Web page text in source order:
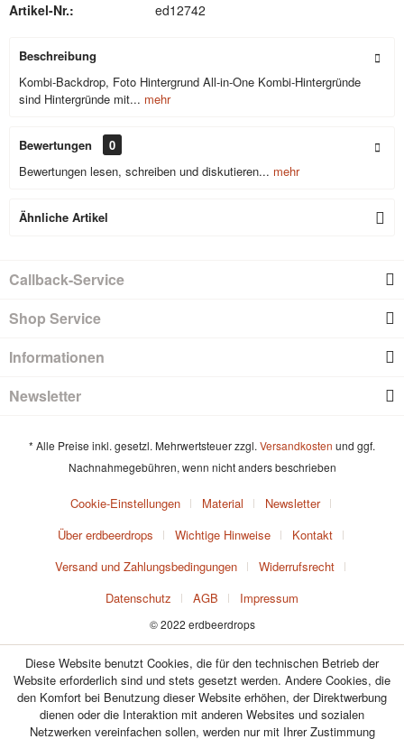
Artikel-Nr.: ed12742
Beschreibung
Kombi-Backdrop, Foto Hintergrund All-in-One Kombi-Hintergründe
sind Hintergründe mit... mehr
Bewertungen
0
Bewertungen lesen, schreiben und diskutieren... mehr
Ähnliche Artikel
Callback-Service
Shop Service
Informationen
Newsletter
* Alle Preise inkl. gesetzl. Mehrwertsteuer zzgl. Versandkosten und ggf.
Nachnahmegebühren, wenn nicht anders beschrieben
Cookie-Einstellungen Material
Newsletter
Über erdbeerdrops
Wichtige Hinweise
Kontakt
Versand und Zahlungsbedingungen
Widerrufsrecht
Datenschutz
AGB Impressum
© 2022 erdbeerdrops
Diese Website benutzt Cookies, die für den technischen Betrieb der
Website erforderlich sind und stets gesetzt werden. Andere Cookies, die
den Komfort bei Benutzung dieser Website erhöhen, der Direktwerbung
dienen oder die Interaktion mit anderen Websites und sozialen
Netzwerken vereinfachen sollen, werden nur mit Ihrer Zustimmung